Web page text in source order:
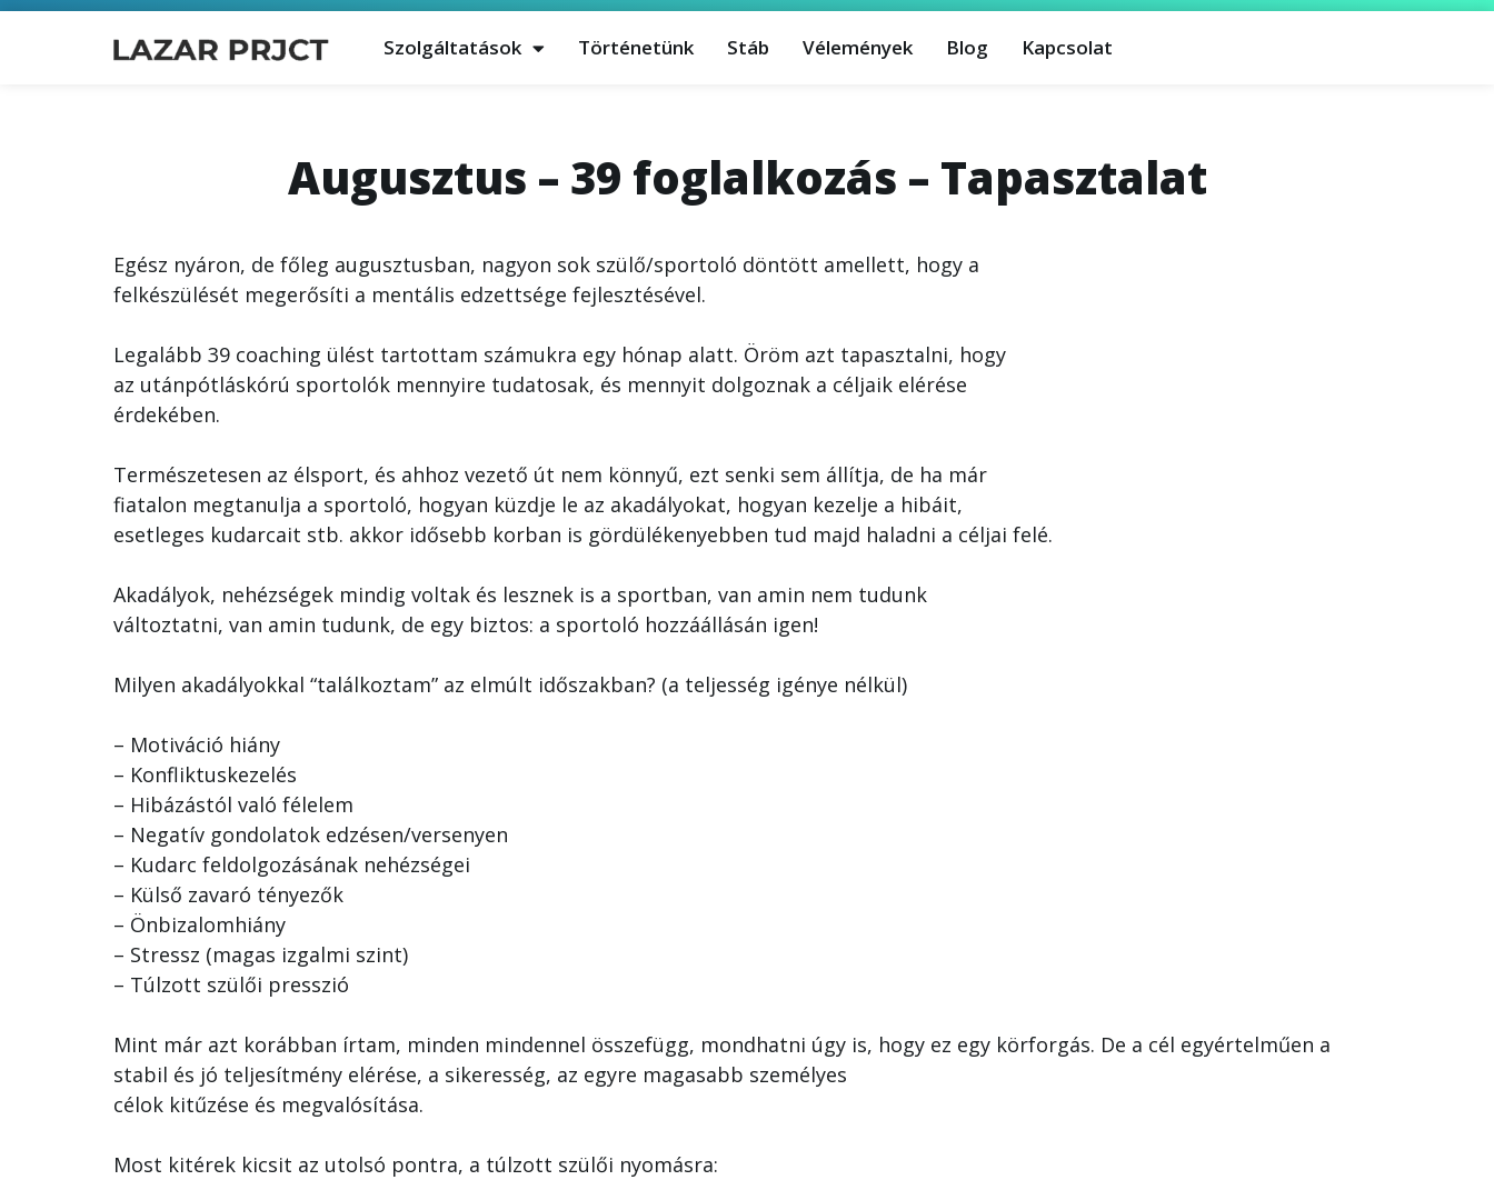
Szolgáltatások Történetünk Stáb Vélemények Blog Kapcsolat
Augusztus – 39 foglalkozás – Tapasztalat
Egész nyáron, de főleg augusztusban, nagyon sok szülő/sportoló döntött amellett, hogy a
felkészülését megerősíti a mentális edzettsége fejlesztésével.
Legalább 39 coaching ülést tartottam számukra egy hónap alatt. Öröm azt tapasztalni, hogy
az utánpótláskórú sportolók mennyire tudatosak, és mennyit dolgoznak a céljaik elérése
érdekében.
Természetesen az élsport, és ahhoz vezető út nem könnyű, ezt senki sem állítja, de ha már
fiatalon megtanulja a sportoló, hogyan küzdje le az akadályokat, hogyan kezelje a hibáit,
esetleges kudarcait stb. akkor idősebb korban is gördülékenyebben tud majd haladni a céljai felé.
Akadályok, nehézségek mindig voltak és lesznek is a sportban, van amin nem tudunk
változtatni, van amin tudunk, de egy biztos: a sportoló hozzáállásán igen!
Milyen akadályokkal “találkoztam” az elmúlt időszakban? (a teljesség igénye nélkül)
– Motiváció hiány
– Konfliktuskezelés
– Hibázástól való félelem
– Negatív gondolatok edzésen/versenyen
– Kudarc feldolgozásának nehézségei
– Külső zavaró tényezők
– Önbizalomhiány
– Stressz (magas izgalmi szint)
– Túlzott szülői presszió
Mint már azt korábban írtam, minden mindennel összefügg, mondhatni úgy is, hogy ez egy körforgás. De a cél egyértelműen a
stabil és jó teljesítmény elérése, a sikeresség, az egyre magasabb személyes
célok kitűzése és megvalósítása.
Most kitérek kicsit az utolsó pontra, a túlzott szülői nyomásra: